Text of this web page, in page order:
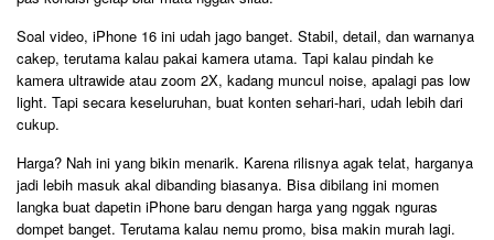
Soal video, iPhone 16 ini udah jago banget. Stabil, detail, dan warnanya
cakep, terutama kalau pakai kamera utama. Tapi kalau pindah ke
kamera ultrawide atau zoom 2X, kadang muncul noise, apalagi pas low
light. Tapi secara keseluruhan, buat konten sehari-hari, udah lebih dari
cukup.
Harga? Nah ini yang bikin menarik. Karena rilisnya agak telat, harganya
jadi lebih masuk akal dibanding biasanya. Bisa dibilang ini momen
langka buat dapetin iPhone baru dengan harga yang nggak nguras
dompet banget. Terutama kalau nemu promo, bisa makin murah lagi.